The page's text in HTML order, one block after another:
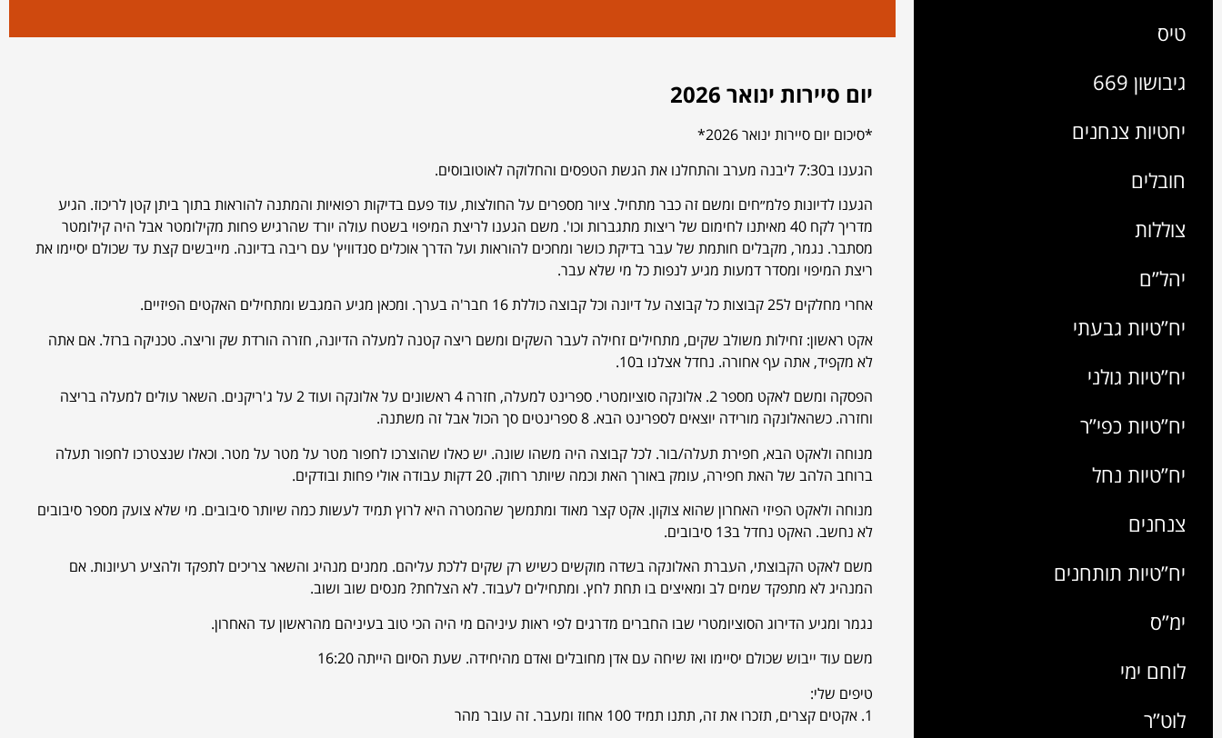
טיס
גיבושון 669
יחטיות צנחנים
חובלים
צוללות
יהל”ם
יח”טיות גבעתי
יח”טיות גולני
יח”טיות כפי”ר
יח”טיות נחל
צנחנים
יח”טיות תותחנים
ימ”ס
לוחם ימי
לוט”ר
יום סיירות ינואר 2026
*סיכום יום סיירות ינואר 2026*
הגענו ב7:30 ליבנה מערב והתחלנו את הגשת הטפסים והחלוקה לאוטובוסים.
הגענו לדיונות פלמ״חים ומשם זה כבר מתחיל. ציור מספרים על החולצות, עוד פעם בדיקות רפואיות והמתנה להוראות בתוך ביתן קטן לריכוז. הגיע
מדריך לקח 40 מאיתנו לחימום של ריצות מתגברות וכו'. משם הגענו לריצת המיפוי בשטח עולה יורד שהרגיש פחות מקילומטר אבל היה קילומטר
מסתבר. נגמר, מקבלים חותמת של עבר בדיקת כושר ומחכים להוראות ועל הדרך אוכלים סנדוויץ' עם ריבה בדיונה. מייבשים קצת עד שכולם יסיימו את
ריצת המיפוי ומסדר דמעות מגיע לנפות כל מי שלא עבר.
אחרי מחלקים ל25 קבוצות כל קבוצה על דיונה וכל קבוצה כוללת 16 חבר'ה בערך. ומכאן מגיע המגבש ומתחילים האקטים הפיזיים.
אקט ראשון: זחילות משולב שקים, מתחילים זחילה לעבר השקים ומשם ריצה קטנה למעלה הדיונה, חזרה הורדת שק וריצה. טכניקה ברזל. אם אתה
לא מקפיד, אתה עף אחורה. נחדל אצלנו ב10.
הפסקה ומשם לאקט מספר 2. אלונקה סוציומטרי. ספרינט למעלה, חזרה 4 ראשונים על אלונקה ועוד 2 על ג'ריקנים. השאר עולים למעלה בריצה
וחזרה. כשהאלונקה מורידה יוצאים לספרינט הבא. 8 ספרינטים סך הכול אבל זה משתנה.
מנוחה ולאקט הבא, חפירת תעלה/בור. לכל קבוצה היה משהו שונה. יש כאלו שהוצרכו לחפור מטר על מטר על מטר. וכאלו שנצטרכו לחפור תעלה
ברוחב הלהב של האת חפירה, עומק באורך האת וכמה שיותר רחוק. 20 דקות עבודה אולי פחות ובודקים.
מנוחה ולאקט הפיזי האחרון שהוא צוקון. אקט קצר מאוד ומתמשך שהמטרה היא לרוץ תמיד לעשות כמה שיותר סיבובים. מי שלא צועק מספר סיבובים
לא נחשב. האקט נחדל ב13 סיבובים.
משם לאקט הקבוצתי, העברת האלונקה בשדה מוקשים כשיש רק שקים ללכת עליהם. ממנים מנהיג והשאר צריכים לתפקד ולהציע רעיונות. אם
המנהיג לא מתפקד שמים לב ומאיצים בו תחת לחץ. ומתחילים לעבוד. לא הצלחת? מנסים שוב ושוב.
נגמר ומגיע הדירוג הסוציומטרי שבו החברים מדרגים לפי ראות עיניהם מי היה הכי טוב בעיניהם מהראשון עד האחרון.
משם עוד ייבוש שכולם יסיימו ואז שיחה עם אדן מחובלים ואדם מהיחידה. שעת הסיום הייתה 16:20
טיפים שלי:
1. אקטים קצרים, תזכרו את זה, תתנו תמיד 100 אחוז ומעבר. זה עובר מהר